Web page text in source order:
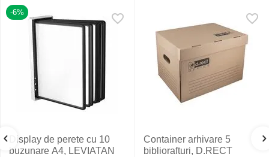
-6%
Display de perete cu 10
buzunare A4, LEVIATAN
Container arhivare 5
bibliorafturi, D.RECT